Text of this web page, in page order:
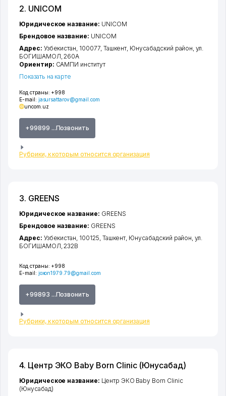
2. UNICOM
Код страны: +998
E-mail: jasursattarov@gmail.com
uncom.uz
+99899 ...Позвонить
Рубрики, к которым относится организация
Юридическое название: UNICOM
Брендовое название: UNICOM
Адрес: Узбекистан, 100077, Ташкент, Юнусабадский район,ул.
БОГИШАМОЛ, 260А
Ориентир: САМПИ институт
Показать на карте
3. GREENS
Код страны: +998
E-mail: joxon1979.79@gmail.com
+99893 ...Позвонить
Рубрики, к которым относится организация
Юридическое название: GREENS
Брендовое название: GREENS
Адрес: Узбекистан, 100125, Ташкент, Юнусабадский район,ул.
БОГИШАМОЛ, 232В
4. Центр ЭКО Baby Born Clinic (Юнусабад)
Юридическое название: Центр ЭКО Baby Born Clinic
(Юнусабад)